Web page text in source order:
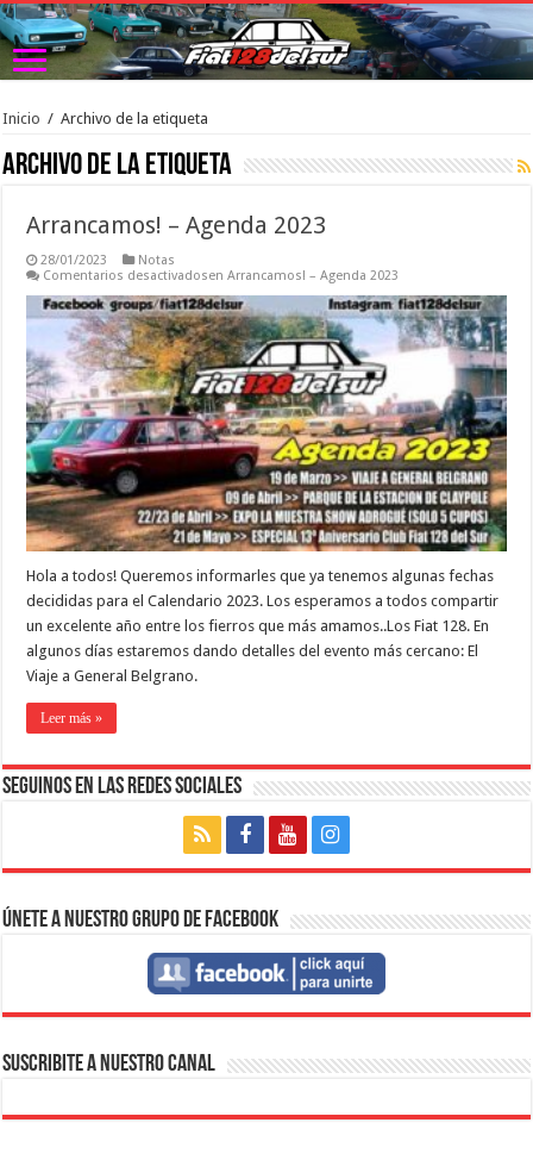
Inicio / Archivo de la etiqueta
Archivo de la etiqueta
Arrancamos! – Agenda 2023
28/01/2023
Notas
Comentarios desactivadosen Arrancamos! – Agenda 2023
Hola a todos! Queremos informarles que ya tenemos algunas fechas
decididas para el Calendario 2023. Los esperamos a todos compartir
un excelente año entre los fierros que más amamos..Los Fiat 128. En
algunos días estaremos dando detalles del evento más cercano: El
Viaje a General Belgrano.
Leer más »
Seguinos en las Redes Sociales
Únete a nuestro Grupo de Facebook
SUSCRIBITE A NUESTRO CANAL